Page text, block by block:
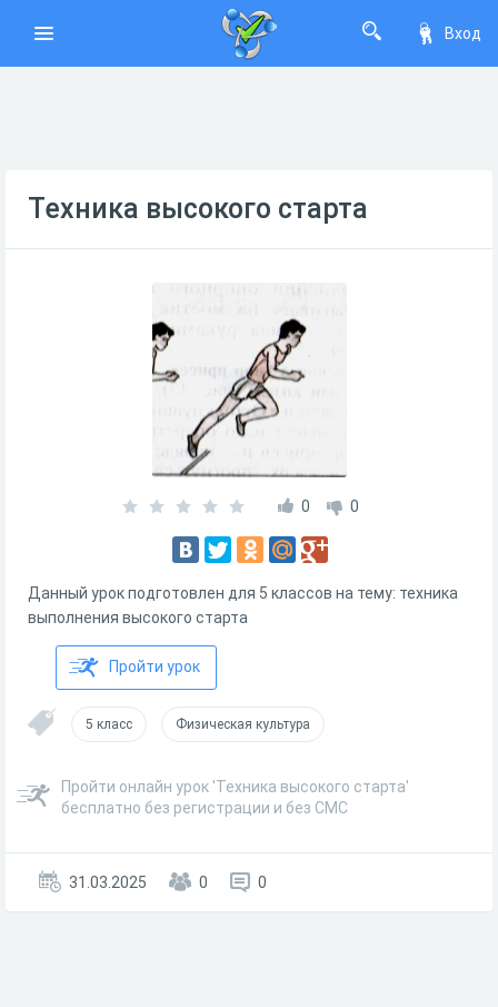
Вход
Техника высокого старта
0 0
Данный урок подготовлен для 5 классов на тему: техника
выполнения высокого старта
Пройти урок
5 класс Физическая культура
Пройти онлайн урок 'Техника высокого старта'
бесплатно без регистрации и без СМС
31.03.2025 0 0